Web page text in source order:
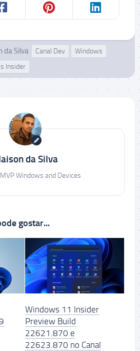
da Silva Canal Dev
Windows
Insider
da Silva
Windows and Devices
gostar...
Windows 11 Insider
Preview Build
22621.870 e
22623.870 no Canal